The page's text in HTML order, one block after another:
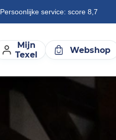
Persoonlijke service: score 8,7
Mijn
Texel
Webshop